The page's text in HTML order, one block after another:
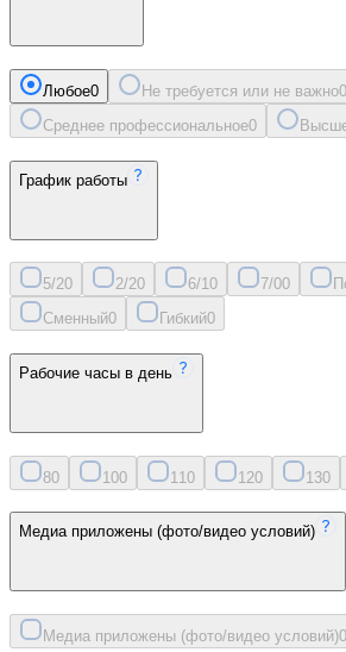
Любое0 Не требуется или не важно0
Среднее профессиональное0
График работы
5/20 2/20 6/10 7/00
Сменный0 Гибкий0
Рабочие часы в день
80 100 11 0 120 130
Медиа приложены (фото/видео условий)
Медиа приложены (фото/видео условий)0